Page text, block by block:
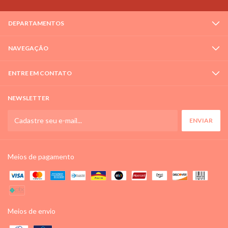
DEPARTAMENTOS
NAVEGAÇÃO
ENTRE EM CONTATO
NEWSLETTER
Meios de pagamento
Meios de envio